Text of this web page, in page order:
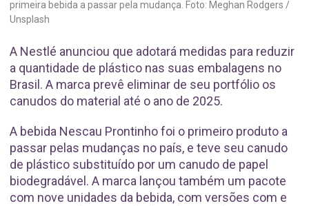
primeira bebida a passar pela mudança. Foto: Meghan Rodgers /
Unsplash
A Nestlé anunciou que adotará medidas para reduzir
a quantidade de plástico nas suas embalagens no
Brasil. A marca prevê eliminar de seu portfólio os
canudos do material até o ano de 2025.
A bebida Nescau Prontinho foi o primeiro produto a
passar pelas mudanças no país, e teve seu canudo
de plástico substituído por um canudo de papel
biodegradável. A marca lançou também um pacote
com nove unidades da bebida, com versões com e